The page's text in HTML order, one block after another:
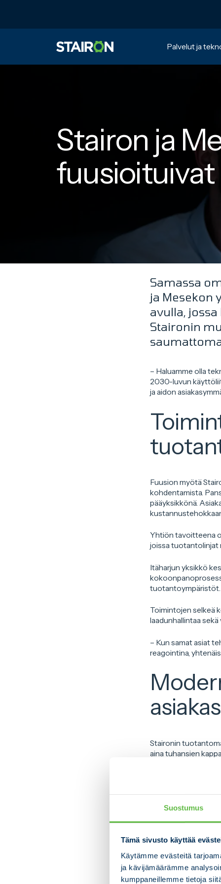
Suostumus
Tämä sivusto käyttää
Käytämme evästeitä
ja kävijämäärämme
kumppaneillemme tietoja
Palvelut ja
Stairon ja
fuusioituivat
Samassa
ja Mesekon
avulla,
Staironin
– Haluamme olla
2030-luvun
ja aidon
Fuusion myötä
kohdentamista.
pääyksikkönä.
Yhtiön tavoitteena
joissa tuotantolinjat
Itäharjun yksikkö
tuotantoympäristöt.
Toimintojen selkeä
laadunhallintaa
– Kun samat asiat
reagointina,
Staironin
aina tuhansien
integraatiota
ominaisuus.
Staironin
1.